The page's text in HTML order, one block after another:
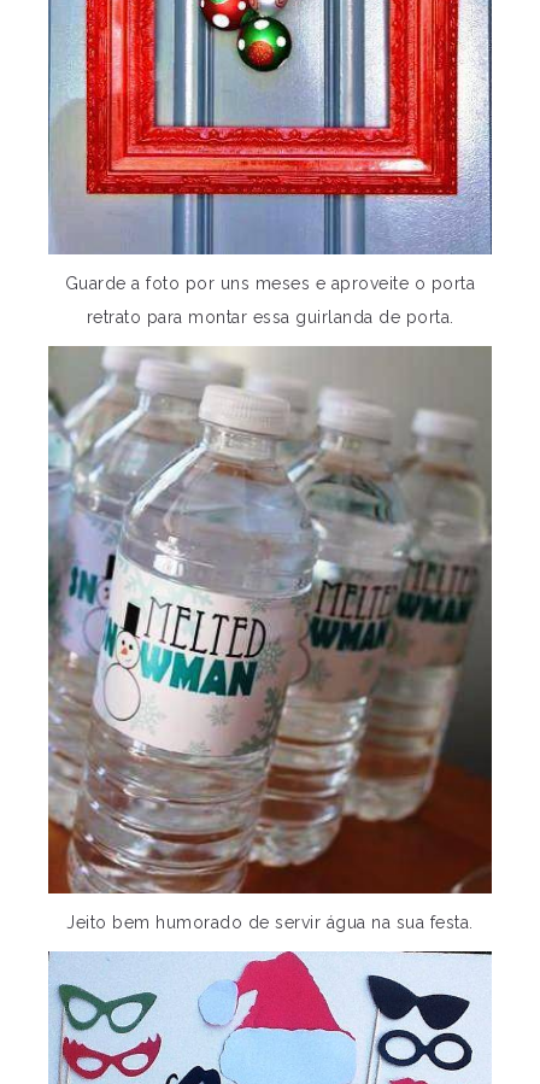
Guarde a foto por uns meses e aproveite o porta
retrato para montar essa guirlanda de porta.
Jeito bem humorado de servir água na sua festa.